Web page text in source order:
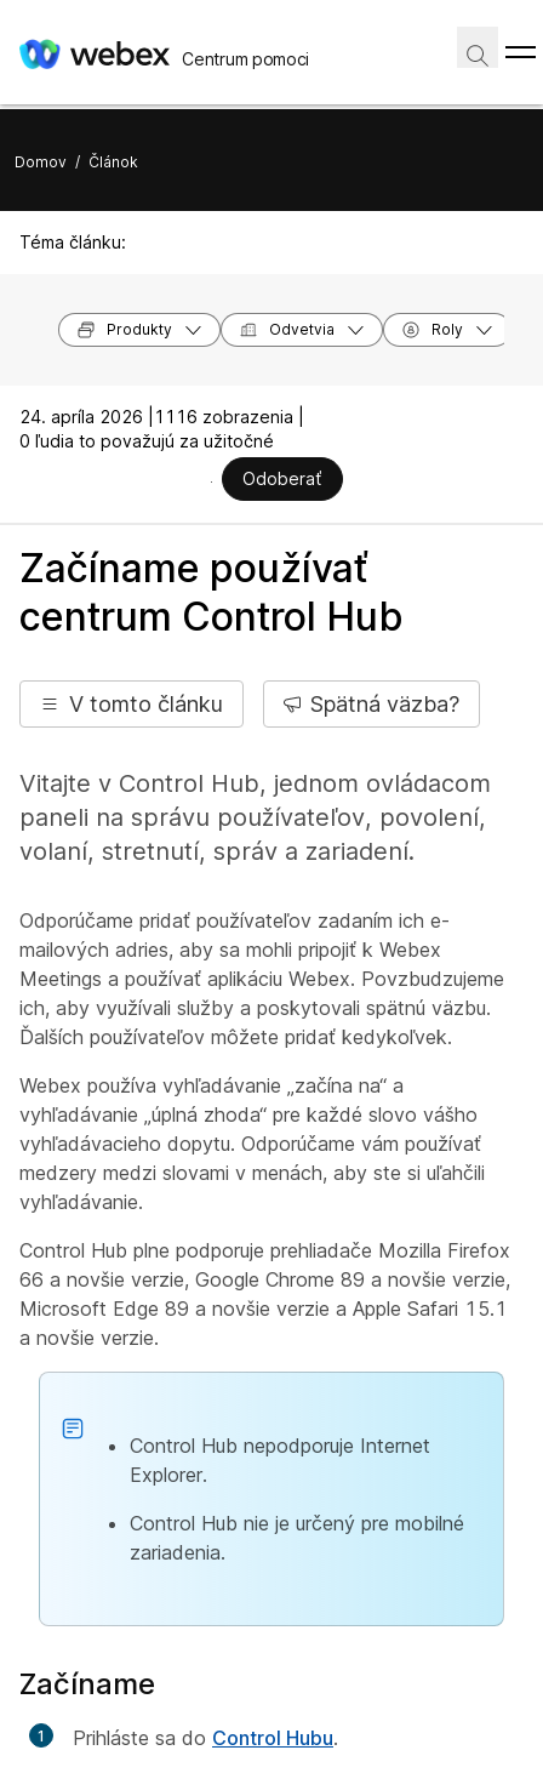
Centrum pomoci
Domov / Článok
Téma článku:
Produkty Odvetvia Roly
24. apríla 2026 |
1116 zobrazenia |
0 ľudia to považujú za užitočné
Odoberať
Začíname používať
centrum Control Hub
V tomto článku Spätná väzba?
Vitajte v Control Hub, jednom ovládacom
paneli na správu používateľov, povolení,
volaní, stretnutí, správ a zariadení.
Odporúčame pridať používateľov zadaním ich e-
mailových adries, aby sa mohli pripojiť k Webex
Meetings a používať aplikáciu Webex. Povzbudzujeme
ich, aby využívali služby a poskytovali spätnú väzbu.
Ďalších používateľov môžete pridať kedykoľvek.
Webex používa vyhľadávanie „začína na“ a
vyhľadávanie „úplná zhoda“ pre každé slovo vášho
vyhľadávacieho dopytu. Odporúčame vám používať
medzery medzi slovami v menách, aby ste si uľahčili
vyhľadávanie.
Control Hub plne podporuje prehliadače Mozilla Firefox
66 a novšie verzie, Google Chrome 89 a novšie verzie,
Microsoft Edge 89 a novšie verzie a Apple Safari 15.1
a novšie verzie.
Control Hub nepodporuje Internet
Explorer.
Control Hub nie je určený pre mobilné
zariadenia.
Začíname
Prihláste sa do Control Hubu.